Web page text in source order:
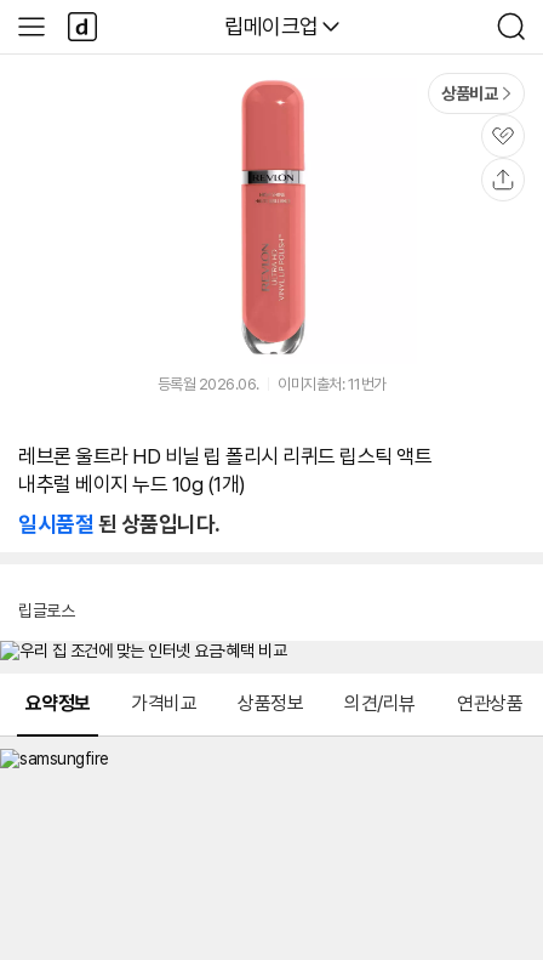
다나와
립메이크업
검
색
사
이
다
나
와
상품비교
관
심
등록월 2026.06. 이미지출처: 11번가
레브론 울트라 HD 비닐 립 폴리시 리퀴드 립스틱 액트
내추럴 베이지 누드 10g (1개)
일시품절 된 상품입니다.
립글로스
요약정보 가격비교 상품정보 의견/리뷰 연관상품